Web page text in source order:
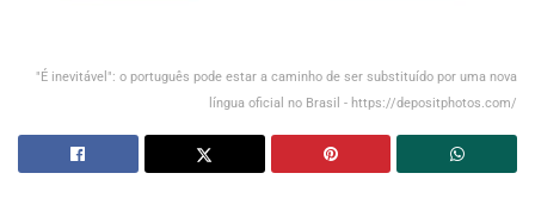
"É inevitável": o português pode estar a caminho de ser substituído por uma nova
língua oficial no Brasil - https://depositphotos.com/